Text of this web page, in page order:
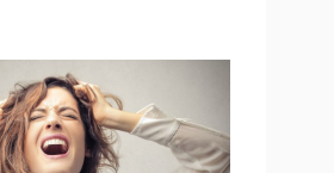
Giá cà phê
Công nghệ
Sành điệu